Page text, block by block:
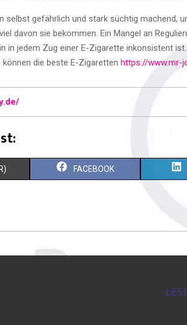
selbst gefährlich und stark süchtig machend,
davon sie bekommen. Ein Mangel an
in jedem Zug einer E-Zigarette inkonsistent
können die beste E-Zigaretten https://www.mr-
FACEBOOK